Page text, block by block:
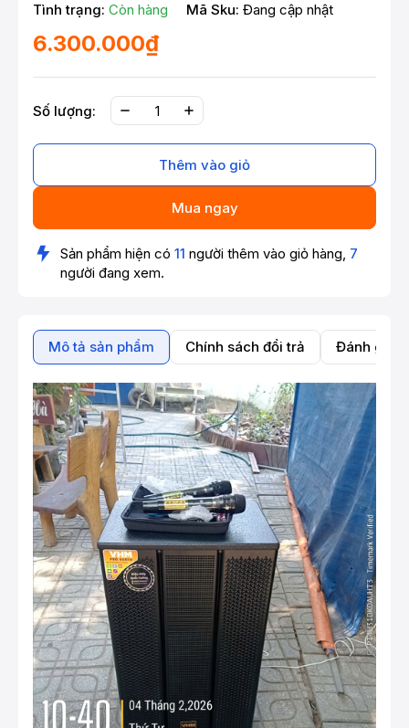
Tình trạng: Còn hàng Mã Sku: Đang cập nhật
6.300.000₫
Số lượng:
Thêm vào giỏ
Mua ngay
Sản phẩm hiện có 11 người thêm vào giỏ hàng, 7
người đang xem.
Mô tả sản phẩm Chính sách đổi trả Đánh giá